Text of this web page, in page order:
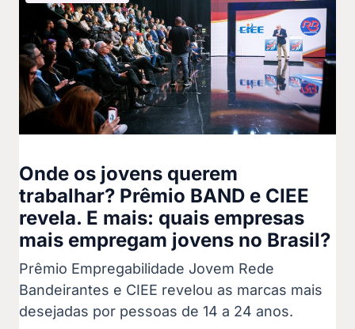
Onde os jovens querem
trabalhar? Prêmio BAND e CIEE
revela. E mais: quais empresas
mais empregam jovens no Brasil?
Prêmio Empregabilidade Jovem Rede
Bandeirantes e CIEE revelou as marcas mais
desejadas por pessoas de 14 a 24 anos.